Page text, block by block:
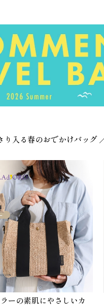
り入る春のおでかけバッグ
ーの素肌にやさしいカ